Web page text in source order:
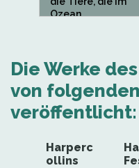
Ozean...
Die Werke
von
veröffentlicht:
Harperc
ollins